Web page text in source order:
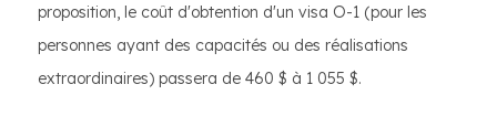
proposition, le coût d'obtention d'un visa O-1 (pour les
personnes ayant des capacités ou des réalisations
extraordinaires) passera de 460 $ à 1 055 $.